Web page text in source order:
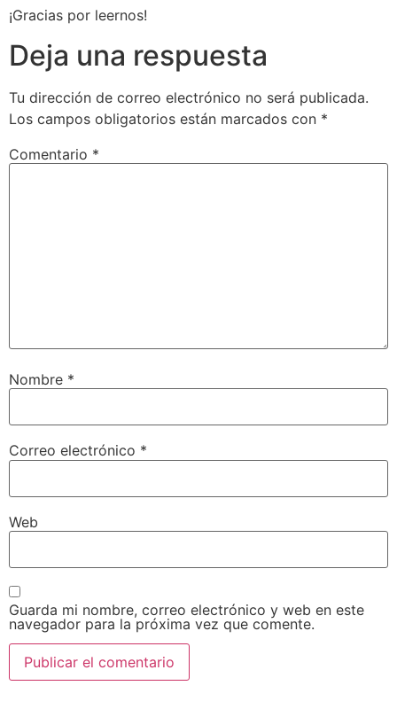
¡Gracias por leernos!
Deja una respuesta
Tu dirección de correo electrónico no será publicada.
Los campos obligatorios están marcados con *
Comentario *
Nombre *
Correo electrónico *
Web
Guarda mi nombre, correo electrónico y web en este
navegador para la próxima vez que comente.